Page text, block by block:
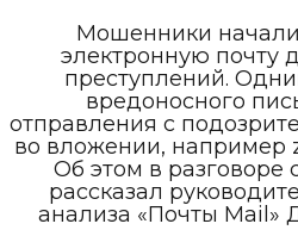
Мошенники начали
электронную почту
преступлений.
вредоносного
отправления с
во вложении, например
Об этом в разговоре
рассказал
анализа «Почты Mail»